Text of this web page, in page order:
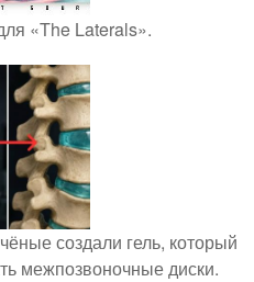
«The Laterals».
создали гель, который
межпозвоночные диски.